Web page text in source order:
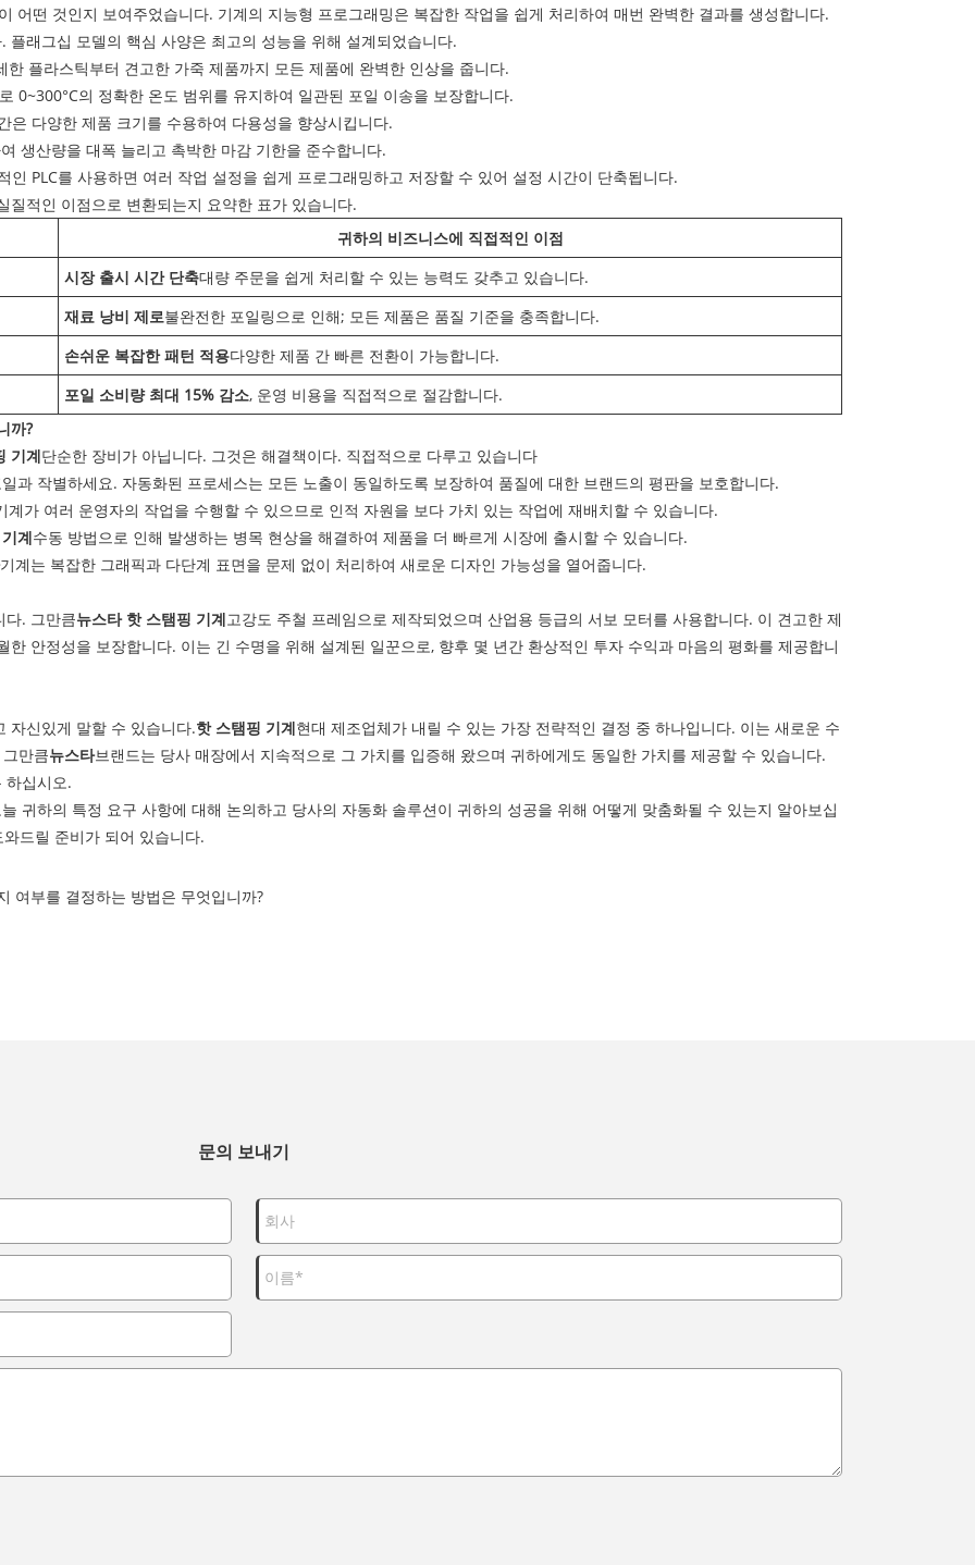
어떤 것인지 보여주었습니다. 기계의 지능형 프로그래밍은 복잡한 작업을 쉽게 처리하여 매번 완벽한 결과를 생성합니다.
래그십 모델의 핵심 사양은 최고의 성능을 위해 설계되었습니다.
플라스틱부터 견고한 가죽 제품까지 모든 제품에 완벽한 인상을 줍니다.
0~300°C의 정확한 온도 범위를 유지하여 일관된 포일 이송을 보장합니다.
다양한 제품 크기를 수용하여 다용성을 향상시킵니다.
생산량을 대폭 늘리고 촉박한 마감 기한을 준수합니다.
인 PLC를 사용하면 여러 작업 설정을 쉽게 프로그래밍하고 저장할 수 있어 설정 시간이 단축됩니다.
적인 이점으로 변환되는지 요약한 표가 있습니다.
귀하의 비즈니스에 직접적인 이점
시장 출시 시간 단축대량 주문을 쉽게 처리할 수 있는 능력도 갖추고 있습니다.
재료 낭비 제로불완전한 포일링으로 인해; 모든 제품은 품질 기준을 충족합니다.
손쉬운 복잡한 패턴 적용다양한 제품 간 빠른 전환이 가능합니다.
포일 소비량 최대 15% 감소, 운영 비용을 직접적으로 절감합니다.
까?
기계단순한 장비가 아닙니다. 그것은 해결책이다. 직접적으로 다루고 있습니다
과 작별하세요. 자동화된 프로세스는 모든 노출이 동일하도록 보장하여 품질에 대한 브랜드의 평판을 보호합니다.
가 여러 운영자의 작업을 수행할 수 있으므로 인적 자원을 보다 가치 있는 작업에 재배치할 수 있습니다.
계수동 방법으로 인해 발생하는 병목 현상을 해결하여 제품을 더 빠르게 시장에 출시할 수 있습니다.
기계는 복잡한 그래픽과 다단계 표면을 문제 없이 처리하여 새로운 디자인 가능성을 열어줍니다.
다. 그만큼뉴스타 핫 스탬핑 기계고강도 주철 프레임으로 제작되었으며 산업용 등급의 ​​서보 모터를 사용합니다. 이 견고한 제
안정성을 보장합니다. 이는 긴 수명을 위해 설계된 일꾼으로, 향후 몇 년간 환상적인 투자 수익과 마음의 평화를 제공합니
자신있게 말할 수 있습니다.핫 스탬핑 기계현대 제조업체가 내릴 수 있는 가장 전략적인 결정 중 하나입니다. 이는 새로운 수
만큼뉴스타브랜드는 당사 매장에서 지속적으로 그 가치를 입증해 왔으며 귀하에게도 동일한 가치를 제공할 수 있습니다.
하십시오.
귀하의 특정 요구 사항에 대해 논의하고 당사의 자동화 솔루션이 귀하의 성공을 위해 어떻게 맞춤화될 수 있는지 알아보십
드릴 준비가 되어 있습니다.
여부를 결정하는 방법은 무엇입니까?
문의 보내기